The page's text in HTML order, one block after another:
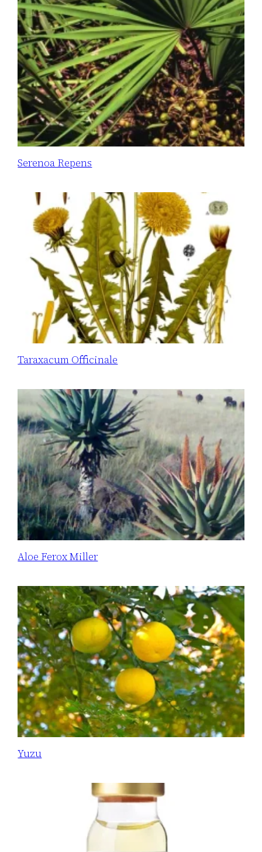
Serenoa Repens
Taraxacum Officinale
Aloe Ferox Miller
Yuzu